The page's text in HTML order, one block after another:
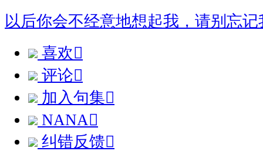
以后你会不经意地想起我，请别忘
喜欢
评论
加入句集
NANA
纠错反馈